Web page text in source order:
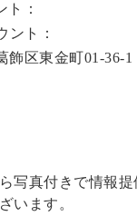
ト：
ント：
飾区東金町01-36-1
写真付きで情報
います。